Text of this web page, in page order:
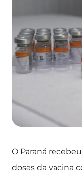
O Paraná
doses da vacina